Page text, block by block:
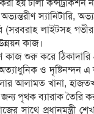
হয় ঢালী কন্সট্রাকশন
স্যানিটারি,
(সরবরাহ লাইটসহ
কাজ।
শুরু করে ঠিকাদারি
ও দৃষ্টিনন্দন
আলামত খানা,
পৃথক ব্যারাক তৈরি
সাথে প্রধানমন্ত্রী